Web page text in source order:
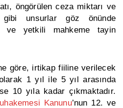
öngörülen ceza miktarı ve
unsurlar göz önünde
ve yetkili mahkeme tayin
göre, irtikap fiiline verilecek
1 yıl ile 5 yıl arasında
10 yıla kadar çıkmaktadır.
Kanunu’nun 12. ve